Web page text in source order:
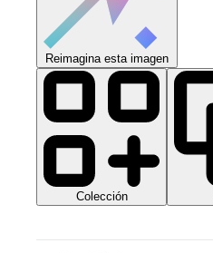
Reimagina esta imagen
Colección